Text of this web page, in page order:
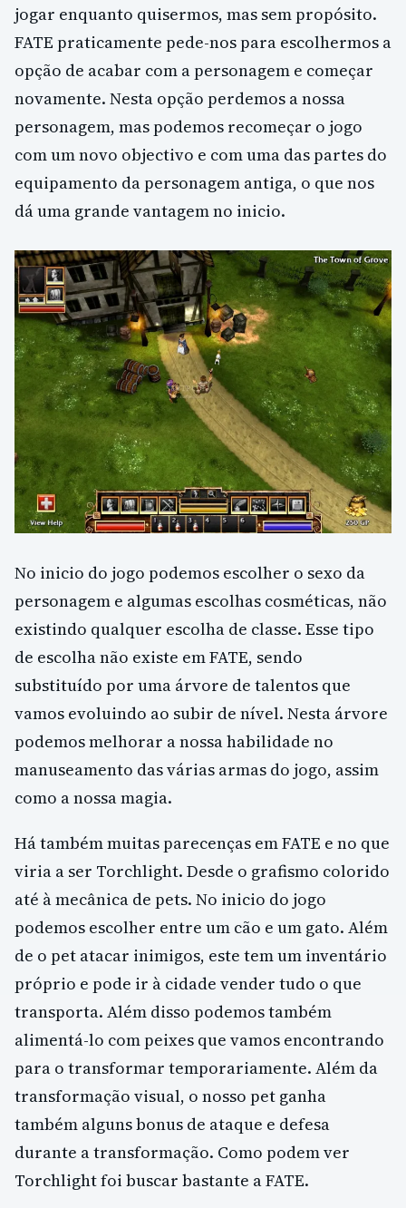
jogar enquanto quisermos, mas sem propósito.
FATE praticamente pede-nos para escolhermos a
opção de acabar com a personagem e começar
novamente. Nesta opção perdemos a nossa
personagem, mas podemos recomeçar o jogo
com um novo objectivo e com uma das partes do
equipamento da personagem antiga, o que nos
dá uma grande vantagem no inicio.
No inicio do jogo podemos escolher o sexo da
personagem e algumas escolhas cosméticas, não
existindo qualquer escolha de classe. Esse tipo
de escolha não existe em FATE, sendo
substituído por uma árvore de talentos que
vamos evoluindo ao subir de nível. Nesta árvore
podemos melhorar a nossa habilidade no
manuseamento das várias armas do jogo, assim
como a nossa magia.
Há também muitas parecenças em FATE e no que
viria a ser Torchlight. Desde o grafismo colorido
até à mecânica de pets. No inicio do jogo
podemos escolher entre um cão e um gato. Além
de o pet atacar inimigos, este tem um inventário
próprio e pode ir à cidade vender tudo o que
transporta. Além disso podemos também
alimentá-lo com peixes que vamos encontrando
para o transformar temporariamente. Além da
transformação visual, o nosso pet ganha
também alguns bonus de ataque e defesa
durante a transformação. Como podem ver
Torchlight foi buscar bastante a FATE.